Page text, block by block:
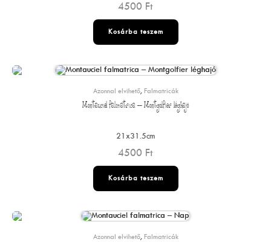
4500 Ft
Kosárba teszem
Azonnal elvihető, Falmatricák
Montauciel falmatrica – Montgolfier léghajó
21x31.5cm
4500 Ft
Kosárba teszem
Azonnal elvihető, Falmatricák